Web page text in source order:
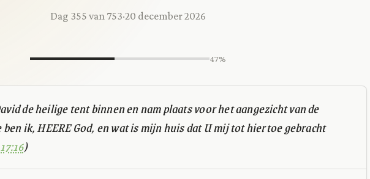
Dag 355 van 753·20 december 2026
47%
de heilige tent binnen en nam plaats voor het aangezicht van de
ben ik, HEERE God, en wat is mijn huis dat U mij tot hiertoe gebracht
)